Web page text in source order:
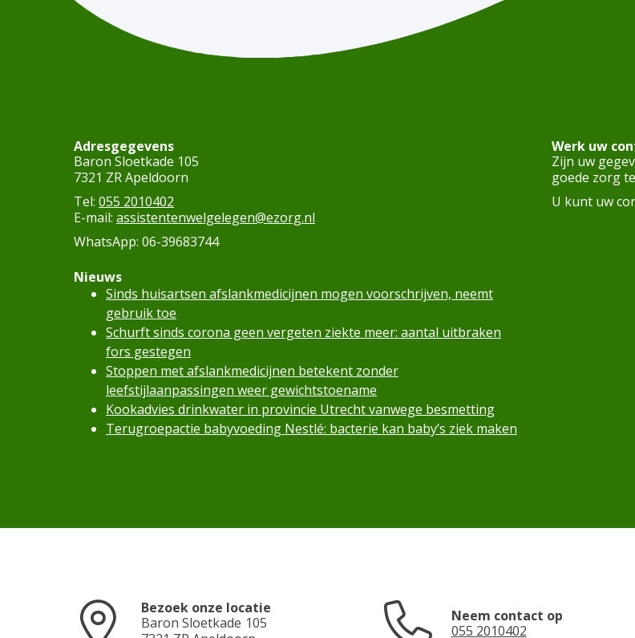
Adresgegevens
Baron Sloetkade 105
7321 ZR Apeldoorn
Tel: 055 2010402
E-mail: assistentenwelgelegen@ezorg.nl
WhatsApp: 06-39683744
Werk uw
Zijn uw
goede zorg
U kunt uw
Nieuws
Sinds huisartsen afslankmedicijnen mogen voorschrijven, neemt
gebruik toe
Schurft sinds corona geen vergeten ziekte meer: aantal uitbraken
fors gestegen
Stoppen met afslankmedicijnen betekent zonder
leefstijlaanpassingen weer gewichtstoename
Kookadvies drinkwater in provincie Utrecht vanwege besmetting
Terugroepactie babyvoeding Nestlé: bacterie kan baby’s ziek maken
Bezoek onze locatie
Baron Sloetkade 105
Neem contact op
055 2010402